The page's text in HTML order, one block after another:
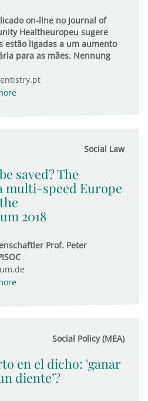
on-line no Journal of
Healtheuropeu sugere
estão ligadas a um aumento
para as mães. Nennung
Social Law
saved? The
multi-speed Europe
2018
Prof. Peter
Social Policy (MEA)
en el dicho: 'ganar
diente’?